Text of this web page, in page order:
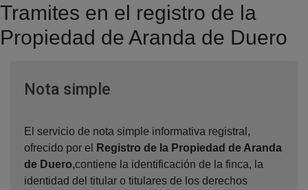
Tramites en el registro de la
Propiedad de Aranda de Duero
Nota simpleVentana nueva
El servicio de nota simple informativa registral,
ofrecido por el
Registro de la Propiedad de Aranda
de Duero,contiene la identificación de la finca, la
identidad del titular o titulares de los derechos